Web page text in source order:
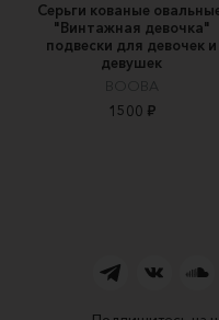
Серьги кованые
"Винтажная девочка"
подвески для девочек и
девушек
BOOBA
1500 ₽